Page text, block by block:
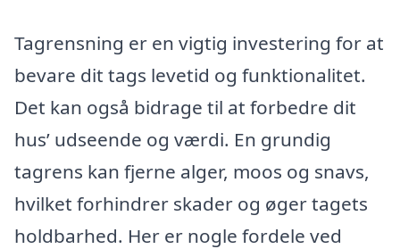
Tagrensning er en vigtig investering for at
bevare dit tags levetid og funktionalitet.
Det kan også bidrage til at forbedre dit
hus’ udseende og værdi. En grundig
tagrens kan fjerne alger, moos og snavs,
hvilket forhindrer skader og øger tagets
holdbarhed. Her er nogle fordele ved